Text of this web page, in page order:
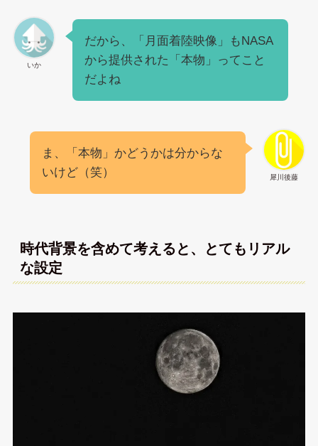
いか
だから、「月面着陸映像」もNASA
から提供された「本物」ってこと
だよね
犀川後藤
ま、「本物」かどうかは分からな
いけど（笑）
時代背景を含めて考えると、とてもリアル
な設定